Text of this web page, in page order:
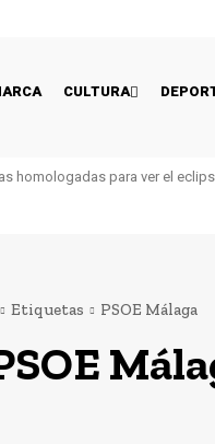
CULTURA
homologadas para ver el
Etiquetas PSOE Málaga